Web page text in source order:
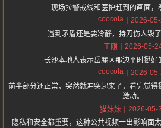
现场拉警戒线和医护赶到的画面，
coocola
2026-
遇到矛盾还是要冷静，持刀伤人毁
王刚
2026-05-
长沙本地人表示岳麓区那边平时挺好
coocola
2026-
前半部分还正常，突然就冲突起来了，看完觉
激动。
猫妹妹
2026-05-
隐私和安全都重要，这种公共视频一出影响面